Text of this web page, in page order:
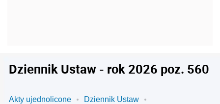
Dziennik Ustaw - rok 2026 poz. 560
Akty ujednolicone
Dziennik Ustaw